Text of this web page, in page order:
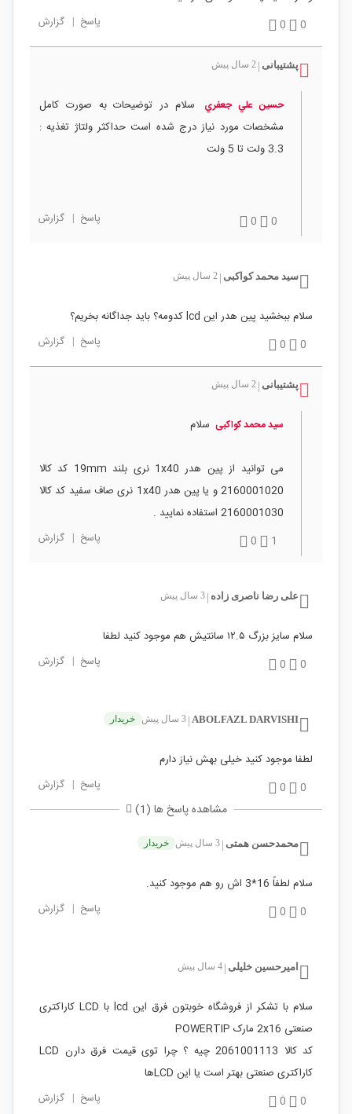
0
0 پاسخ | گزارش
پشتیبانی 2 سال پیش
حسين علي جعفري
سلام در توضیحات به صورت کامل
مشخصات مورد نیاز درج شده است حداکثر ولتاژ تغذیه :
3.3 ولت تا 5 ولت
0
0 پاسخ | گزارش
سید محمد کواکبی 2 سال پیش
سلام ببخشید پین هدر این lcd کدومه؟ باید جداگانه بخریم؟
0
0 پاسخ | گزارش
پشتیبانی 2 سال پیش
سید محمد کواکبی سلام
می توانید از پین هدر 1x40 نری بلند 19mm کد کالا
2160001020 و یا پین هدر 1x40 نری صاف سفید کد کالا
2160001030 استفاده نمایید .
1
0 پاسخ | گزارش
علی رضا ناصری زاده 3 سال پیش
سلام سایز بزرگ ۱۲.۵ سانتیش هم موجود کنید لطفا
0
0 پاسخ | گزارش
ABOLFAZL DARVISHI 3 سال پیش خریدار
لطفا موجود کنید خیلی بهش نیاز دارم
0
0 پاسخ | گزارش
مشاهده پاسخ ها (1)
محمدحسن همتی 3 سال پیش خریدار
سلام لطفاً 16*3 اش رو هم موجود کنید.
0
0 پاسخ | گزارش
امیرحسین خلیلی 4 سال پیش
سلام با تشکر از فروشگاه خوبتون فرق این lcd با LCD کاراکتری
صنعتی 2x16 مارک POWERTIP
کد کالا 2061001113 چیه ؟ چرا توی قیمت فرق دارن LCD
کاراکتری صنعتی بهتر است یا این LCDها
0
0 پاسخ | گزارش